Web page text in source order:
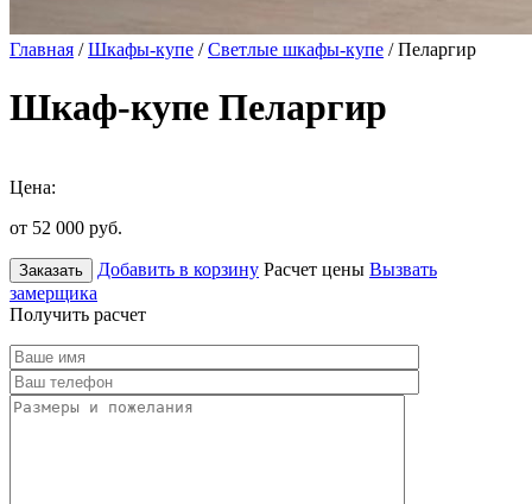
Главная /Шкафы-купе /Светлые шкафы-купе / Пеларгир
Шкаф-купе Пеларгир
Цена:
от 52 000 руб.
Заказать Добавить в корзину Расчет цены Вызвать
замерщика
Получить расчет